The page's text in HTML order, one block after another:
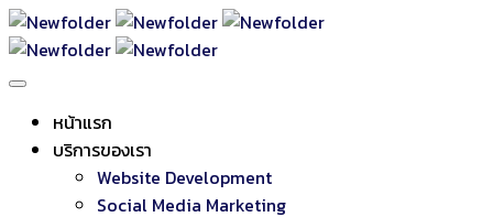
หน้าแรก
บริการของเรา
Website Development
Social Media Marketing